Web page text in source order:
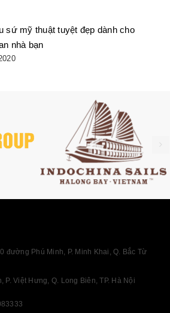
sứ mỹ thuật tuyệt đẹp dành cho
nhà bạn
đường Phú Minh, P. Minh Khai, Q. Bắc Từ
P. Việt Hưng, Q. Long Biên, TP. Hà Nội